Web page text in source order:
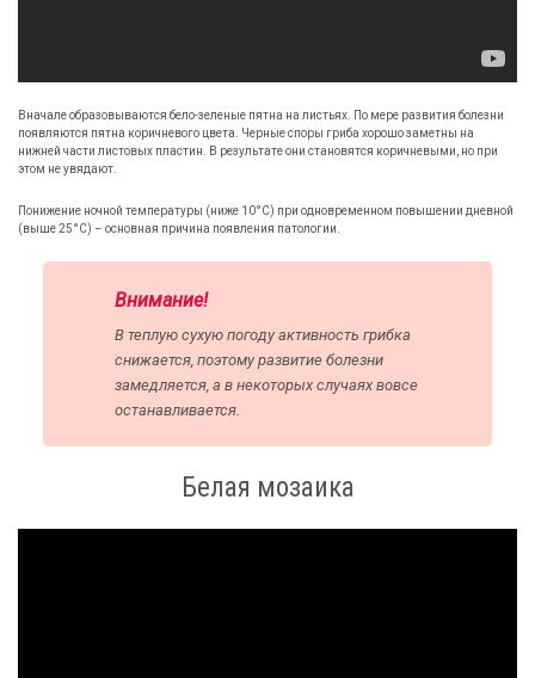
Вначале образовываются бело-зеленые пятна на листьях. По мере развития болезни
появляются пятна коричневого цвета. Черные споры гриба хорошо заметны на
нижней части листовых пластин. В результате они становятся коричневыми, но при
этом не увядают.
Понижение ночной температуры (ниже 10°С) при одновременном повышении дневной
(выше 25°С) – основная причина появления патологии.
Внимание!
В теплую сухую погоду активность грибка
снижается, поэтому развитие болезни
замедляется, а в некоторых случаях вовсе
останавливается.
Белая мозаика